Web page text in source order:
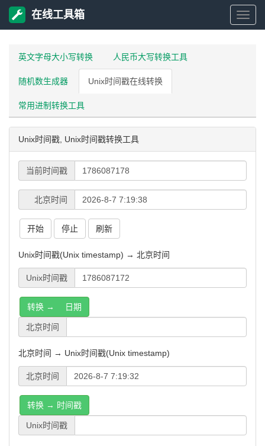
在
在线工具箱
英文字母大小写转换 人民币大写转换工具
随机数生成器 Unix时间戳在线转换
常用进制转换工具
Unix时间戳, Unix时间戳转换工具
当前时间戳
北京时间
开始 停止 刷新
Unix时间戳(Unix timestamp) → 北京时间
Unix时间戳
转换 → 日期
北京时间
北京时间 → Unix时间戳(Unix timestamp)
北京时间
转换 → 时间戳
Unix时间戳